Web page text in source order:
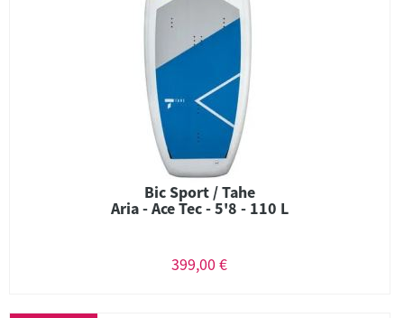
Bic Sport / Tahe
Aria - Ace Tec - 5'8 - 110 L
399,00 €